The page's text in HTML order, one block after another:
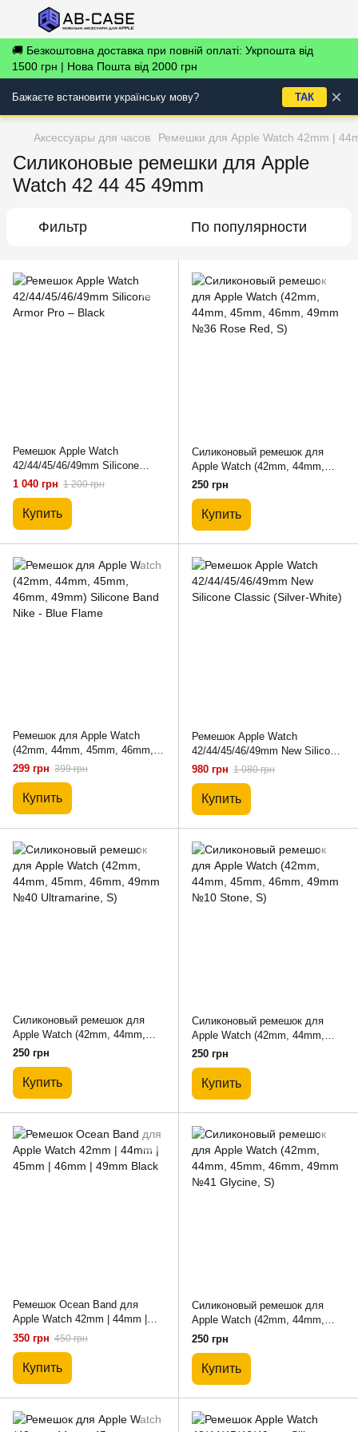
🚚 Безкоштовна доставка при повній оплаті: Укрпошта від
1500 грн | Нова Пошта від 2000 грн
Бажаєте встановити українську мову? ТАК ×
Аксессуары для часов Ремешки для Apple Watch 42mm |
Силиконовые ремешки для Apple
Watch 42 44 45 49mm
Фильтр По популярности
Ремешок Apple Watch
42/44/45/46/49mm Silicone
Armor Pro – Black
1 040 грн 1 200 грн
Купить
Силиконовый ремешок для
Apple Watch (42mm, 44mm,
45mm, 46mm, 49mm №36 Rose
250 грн
Купить
Ремешок для Apple Watch
(42mm, 44mm, 45mm, 46mm,
49mm) Silicone Band Nike -
299 грн 399 грн
Купить
Ремешок Apple Watch
42/44/45/46/49mm New Silicone
Classic (Silver-White)
980 грн 1 080 грн
Купить
Силиконовый ремешок для
Apple Watch (42mm, 44mm,
45mm, 46mm, 49mm №40
250 грн
Купить
Силиконовый ремешок для
Apple Watch (42mm, 44mm,
45mm, 46mm, 49mm №10
250 грн
Купить
Ремешок Ocean Band для
Apple Watch 42mm | 44mm |
45mm | 46mm | 49mm Black
350 грн 450 грн
Купить
Силиконовый ремешок для
Apple Watch (42mm, 44mm,
45mm, 46mm, 49mm №41
Glycine, S)
250 грн
Купить